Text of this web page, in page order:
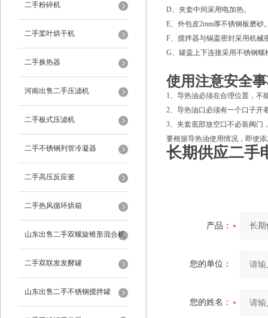
二手粉碎机
二手桨叶烘干机
二手换热器
河南出售二手压滤机
二手板式压滤机
二手不锈钢列管冷凝器
二手高压反应釜
二手热风循环烘箱
山东出售二手双螺旋锥形混合机
二手双联发发酵罐
山东出售二手不锈钢搅拌罐
D、夹套中间采用电加热。
E、外包皮2mm厚不锈钢板磨砂
F、搅拌器与锅盖密封采用机械
G、罐盖上下连接采用不锈钢
使用注意安全
1、导热油必须在合理位置，不
2、导热油口必须有一个口子开
3、夹套底部放空口不必装阀门
要根据导热油使用情况，即使
长期供应二手
产品：
您的单位：
您的姓名：